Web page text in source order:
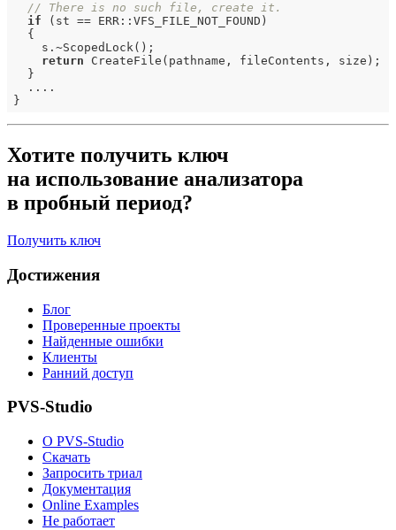
// There is no such file, create it.
if (st == ERR::VFS_FILE_NOT_FOUND)
  {
    s.~ScopedLock();
return CreateFile(pathname, fileContents, size);
  }
  ....
Хотите получить ключ
на использование анализатора
в пробный период?
Получить ключ
Достижения
Блог
Проверенные проекты
Найденные ошибки
Клиенты
Ранний доступ
PVS-Studio
О PVS-Studio
Скачать
Запросить триал
Документация
Online Examples
Не работает